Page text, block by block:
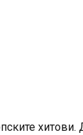
хитови.